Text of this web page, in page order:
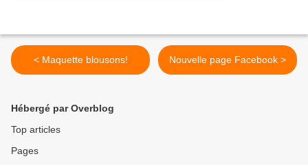
< Maquette blousons! Nouvelle page Facebook >
Hébergé par Overblog
Top articles
Pages